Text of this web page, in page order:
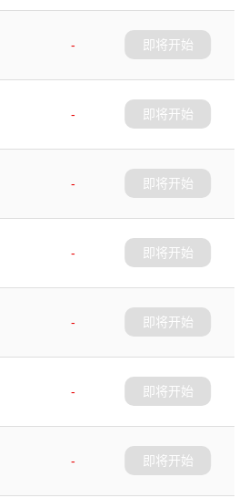
-
即将开始
-
即将开始
-
即将开始
-
即将开始
-
即将开始
-
即将开始
-
即将开始